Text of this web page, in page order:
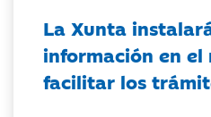
La Xunta
información en
facilitar los